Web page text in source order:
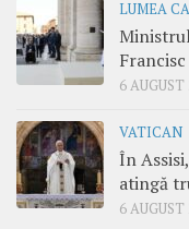
LUMEA
6
VATICAN
În
atingă
6